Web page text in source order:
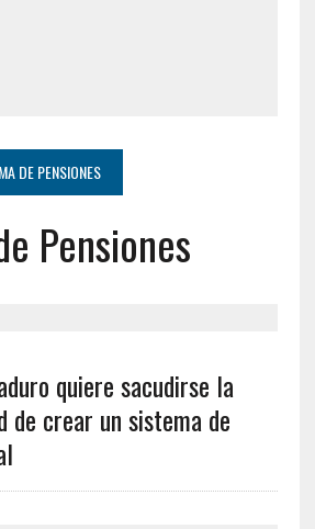
DE PENSIONES
Pensiones
quiere sacudirse la
de crear un sistema de